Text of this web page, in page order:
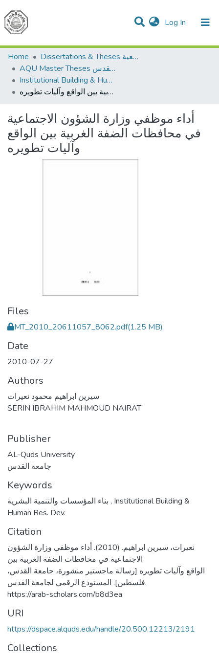
Log In (current)
Communities & Collections
All of DSpace
Home
Dissertations & Theses الرسائل الجامعية
AQU Master Theses الرسائل الجامعية الخاصة بجامعة القدس
Institutional Building & Human Res. Dev. بناء مؤسسات وتنمية موارد بشرية
أداء موظفي وزارة الشؤون الاجتماعية في محافظات الضفة الغربية بين الواقع وآليات تطويره
أداء موظفي وزارة الشؤون الاجتماعية
في محافظات الضفة الغربية بين الواقع
وآليات تطويره
Files
MT_2010_20611057_8062.pdf(1.25 MB)
Date
2010-07-27
Authors
سيرين ابراهيم محمود نعيرات
SERIN IBRAHIM MAHMOUD NAIRAT
Publisher
AL-Quds University
جامعة القدس
Keywords
, Institutional Building &
Human Res. Dev.
Citation
نعيرات، سيرين ابراهيم. (2010). أداء موظفي وزارة الشؤون
الاجتماعية في محافظات الضفة الغربية بين
الواقع وآليات تطويره [رسالة ماجستير منشورة، جامعة القدس،
فلسطين]. المستودع الرقمي لجامعة القدس.
https://arab-scholars.com/b8d3ea
URI
https://dspace.alquds.edu/handle/20.500.12213/2191
Collections